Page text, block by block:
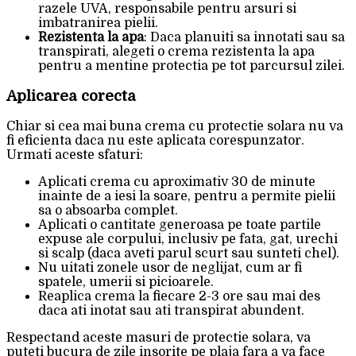
razele UVA, responsabile pentru arsuri si
imbatranirea pielii.
Rezistenta la apa: Daca planuiti sa innotati sau sa
transpirati, alegeti o crema rezistenta la apa
pentru a mentine protectia pe tot parcursul zilei.
Aplicarea corecta
Chiar si cea mai buna crema cu protectie solara nu va
fi eficienta daca nu este aplicata corespunzator.
Urmati aceste sfaturi:
Aplicati crema cu aproximativ 30 de minute
inainte de a iesi la soare, pentru a permite pielii
sa o absoarba complet.
Aplicati o cantitate generoasa pe toate partile
expuse ale corpului, inclusiv pe fata, gat, urechi
si scalp (daca aveti parul scurt sau sunteti chel).
Nu uitati zonele usor de neglijat, cum ar fi
spatele, umerii si picioarele.
Reaplica crema la fiecare 2-3 ore sau mai des
daca ati inotat sau ati transpirat abundent.
Respectand aceste masuri de protectie solara, va
puteti bucura de zile insorite pe plaja fara a va face